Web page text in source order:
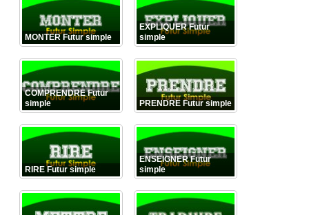
MONTER Futur simple
EXPLIQUER Futur
simple
COMPRENDRE Futur
simple
PRENDRE Futur simple
RIRE Futur simple
ENSEIGNER Futur
simple